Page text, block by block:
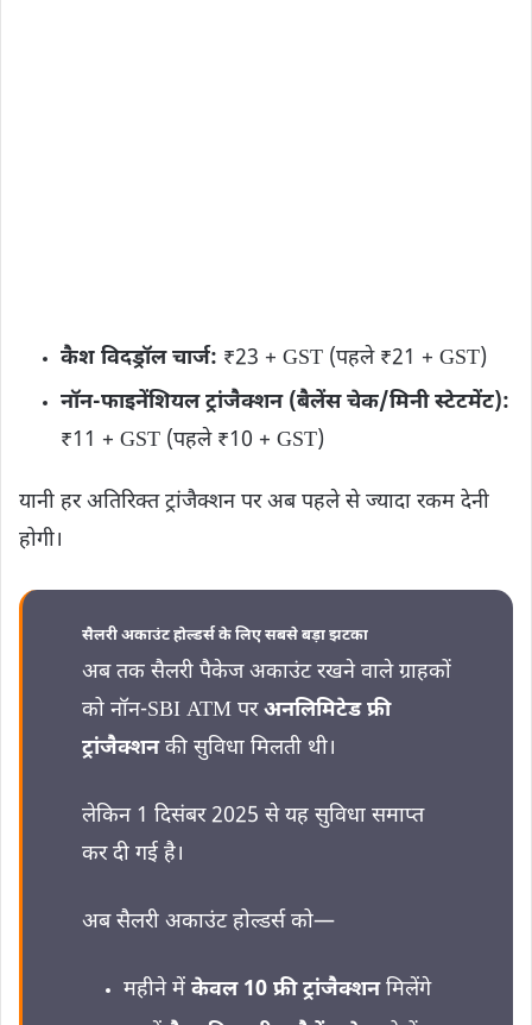
कैश विदड्रॉल चार्ज: ₹23 + GST (पहले ₹21 + GST)
नॉन-फाइनेंशियल ट्रांजैक्शन (बैलेंस चेक/मिनी स्टेटमेंट):
₹11 + GST (पहले ₹10 + GST)
यानी हर अतिरिक्त ट्रांजैक्शन पर अब पहले से ज्यादा रकम देनी
होगी।
सैलरी अकाउंट होल्डर्स के लिए सबसे बड़ा झटका
अब तक सैलरी पैकेज अकाउंट रखने वाले ग्राहकों
को नॉन-SBI ATM परअनलिमिटेड फ्री
ट्रांजैक्शनकी सुविधा मिलती थी।
लेकिन 1 दिसंबर 2025 से यह सुविधा समाप्त
कर दी गई है।
अब सैलरी अकाउंट होल्डर्स को—
महीने में केवल 10 फ्री ट्रांजैक्शनमिलेंगे